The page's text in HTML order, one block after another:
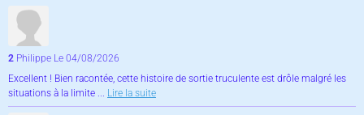
2 Philippe Le 04/08/2026
Excellent ! Bien racontée, cette histoire de sortie truculente est drôle malgré les
situations à la limite ... Lire la suite